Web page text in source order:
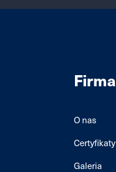
Firma
O nas
Certyfikaty
Galeria